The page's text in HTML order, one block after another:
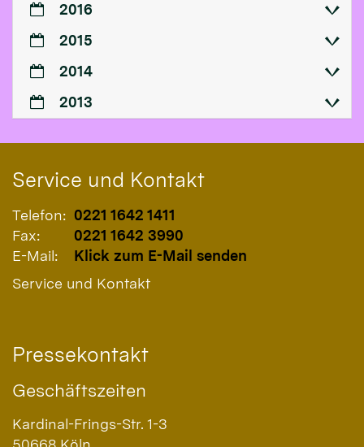
2016
2015
2014
2013
Service und Kontakt
Telefon: 0221 1642 1411
Fax:
0221 1642 3990
E-Mail:
Klick zum E-Mail senden
Service und Kontakt
Pressekontakt
Geschäftszeiten
Kardinal-Frings-Str. 1-3